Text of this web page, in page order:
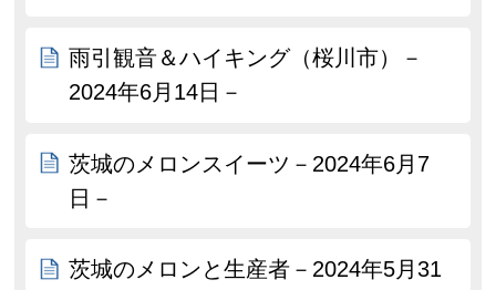
雨引観音＆ハイキング（桜川市）－
2024年6月14日－
茨城のメロンスイーツ－2024年6月7
日－
茨城のメロンと生産者－2024年5月31